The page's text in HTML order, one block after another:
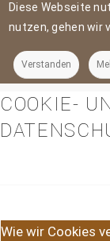
Diese Webseite
nutzen, gehen wir
Verstanden
COOKIE-
Wie wir Cookies